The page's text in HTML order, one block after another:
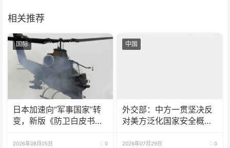
相关推荐
国际
日本加速向“军事国家”转
变，新版《防卫白皮书》
2026年08月05日 0
中国
外交部：中方一贯坚决反
对美方泛化国家安全概念
2026年07月29日 0